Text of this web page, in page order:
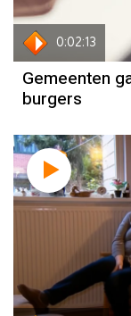
0:02:13
Gemeenten
burgers